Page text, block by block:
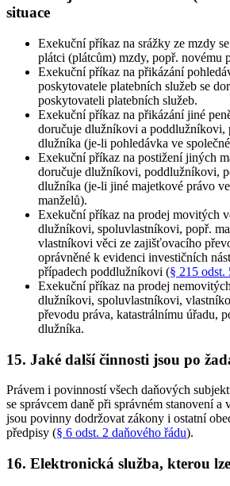
situace
Exekuční příkaz na srážky ze mzdy
plátci (plátcům) mzdy, popř. novému
Exekuční příkaz na přikázání
poskytovatele platebních služeb se
poskytovateli platebních služeb.
Exekuční příkaz na přikázání jiné
doručuje dlužníkovi a poddlužníkovi,
dlužníka (je-li pohledávka ve
Exekuční příkaz na postižení jiných
doručuje dlužníkovi, poddlužníkovi,
dlužníka (je-li jiné majetkové právo
manželů).
Exekuční příkaz na prodej movitých
dlužníkovi, spoluvlastníkovi, popř.
vlastníkovi věci ze zajišťovacího
oprávněné k evidenci investičních
případech poddlužníkovi (§ 215 odst.
Exekuční příkaz na prodej
dlužníkovi, spoluvlastníkovi,
převodu práva, katastrálnímu úřadu,
dlužníka.
15. Jaké další činnosti jsou po
Právem i povinností všech daňových
se správcem daně při správném stanovení a
jsou povinny dodržovat zákony i ostatní
předpisy (§ 6 odst. 2 daňového řádu).
16. Elektronická služba, kterou